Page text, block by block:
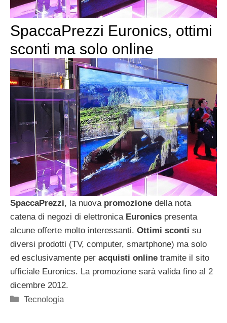
SpaccaPrezzi Euronics, ottimi
sconti ma solo online
SpaccaPrezzi, la nuova promozione della nota
catena di negozi di elettronica Euronics presenta
alcune offerte molto interessanti. Ottimi sconti su
diversi prodotti (TV, computer, smartphone) ma solo
ed esclusivamente per acquisti online tramite il sito
ufficiale Euronics. La promozione sarà valida fino al 2
dicembre 2012.
Categorie
Tecnologia